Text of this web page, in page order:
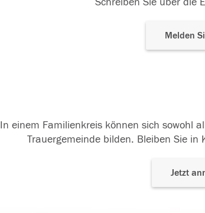
Melden
In einem Familienkreis können sich sowohl
Trauergemeinde bilden. Bleiben Sie
Jetzt